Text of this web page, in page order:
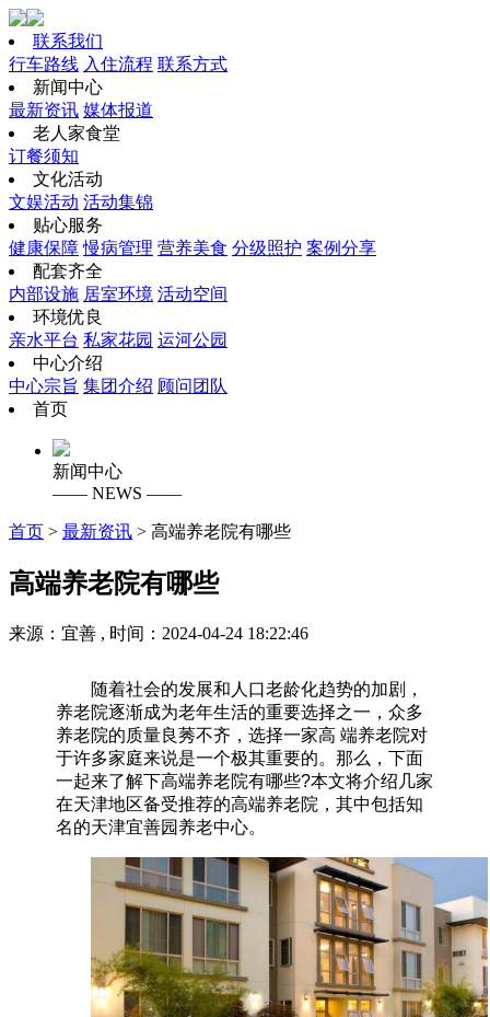
联系我们
行车路线 入住流程 联系方式
新闻中心
最新资讯 媒体报道
老人家食堂
订餐须知
文化活动
文娱活动 活动集锦
贴心服务
健康保障 慢病管理 营养美食 分级照护 案例分享
配套齐全
内部设施 居室环境 活动空间
环境优良
亲水平台 私家花园 运河公园
中心介绍
中心宗旨 集团介绍 顾问团队
首页
新闻中心
—— NEWS ——
首页 > 最新资讯 > 高端养老院有哪些
高端养老院有哪些
来源：宜善 , 时间：2024-04-24 18:22:46
随着社会的发展和人口老龄化趋势的加剧，
养老院逐渐成为老年生活的重要选择之一，众多
养老院的质量良莠不齐，选择一家高 端养老院对
于许多家庭来说是一个极其重要的。那么，下面
一起来了解下高端养老院有哪些?本文将介绍几家
在天津地区备受推荐的高端养老院，其中包括知
名的天津宜善园养老中心。